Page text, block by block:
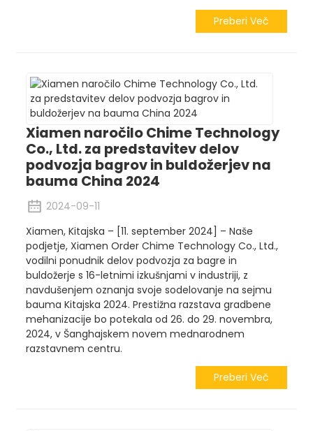
Preberi Več
Xiamen naročilo Chime Technology
Co., Ltd. za predstavitev delov
podvozja bagrov in buldožerjev na
bauma China 2024
2024-09-11
Xiamen, Kitajska – [11. september 2024] – Naše
podjetje, Xiamen Order Chime Technology Co., Ltd.,
vodilni ponudnik delov podvozja za bagre in
buldožerje s 16-letnimi izkušnjami v industriji, z
navdušenjem oznanja svoje sodelovanje na sejmu
bauma Kitajska 2024. Prestižna razstava gradbene
mehanizacije bo potekala od 26. do 29. novembra,
2024, v Šanghajskem novem mednarodnem
razstavnem centru.
Preberi Več